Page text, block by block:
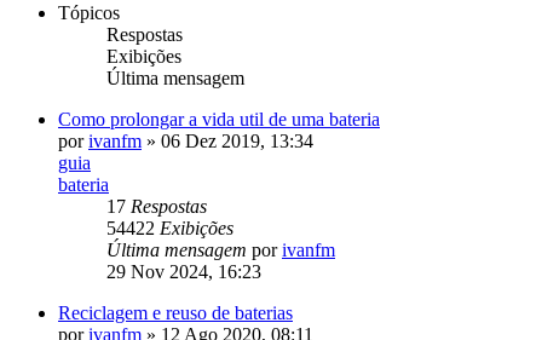
Tópicos
Respostas
Exibições
Última mensagem
Como prolongar a vida util de uma bateria
porivanfm » 06 Dez 2019, 13:34
guia
bateria
17 Respostas
54422 Exibições
Última mensagem porivanfm
29 Nov 2024, 16:23
Reciclagem e reuso de baterias
porivanfm » 12 Ago 2020, 08:11